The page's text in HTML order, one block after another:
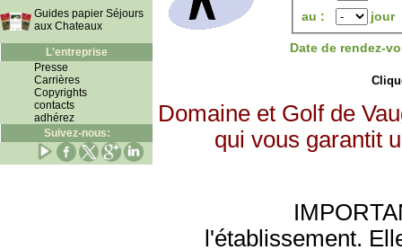
Guides papier Séjours
aux Chateaux
L'entreprise
Presse
Carrières
Copyrights
contacts
adhérez
Suivez-nous:
au :
jour
Date de rendez-
Domaine et Golf de
qui vous garantit
l'établissement.